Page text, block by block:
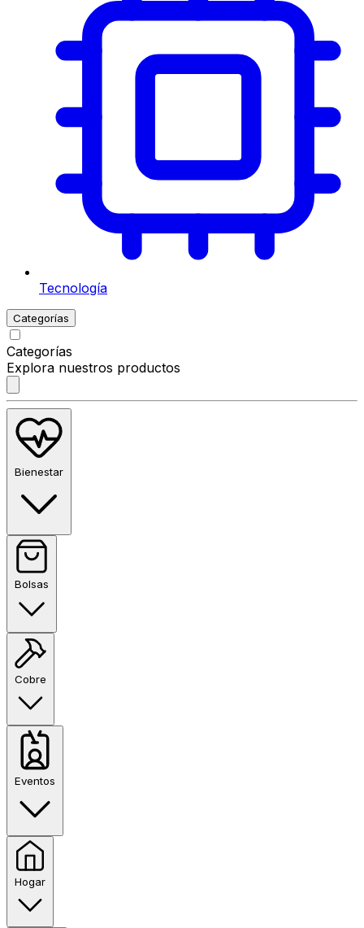
Tecnología
Categorías
Categorías
Explora nuestros productos
Bienestar
Bolsas
Cobre
Eventos
Hogar